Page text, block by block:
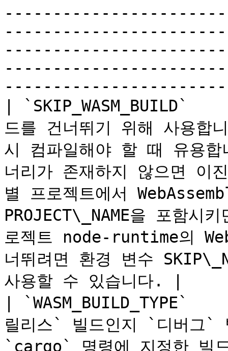
| `SKIP_WASM_BUILD`
드를 건너뛰기 위해 사용합
시 컴파일해야 할 때 유용
너리가 존재하지 않으면 이
별 프로젝트에서
PROJECT\_NAME을 포함
로젝트 node-runtime의
너뛰려면 환경 변수
사용할 수 있습니다. |
| `WASM_BUILD_TYPE`
릴리스` 빌드인지 `디버그`
`cargo` 명령에 지정한 빌